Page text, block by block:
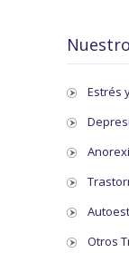
Estrés
Otros